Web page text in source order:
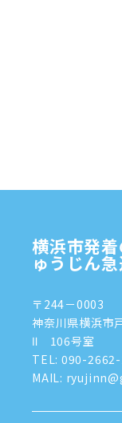
横浜市発
ゅうじん
〒244－0003
神奈川県横浜市
Ⅱ 106号室
TEL: 090-
MAIL: